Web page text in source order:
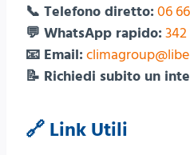
📞 Telefono diretto: 06
💬 WhatsApp rapido: 342
📧 Email:
📝 Richiedi subito un
🔗 Link Utili